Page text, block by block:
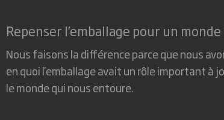
Repenser l’emballage pour un
Nous faisons la différence parce que nous
en quoi l'emballage avait un rôle important à
le monde qui nous entoure.